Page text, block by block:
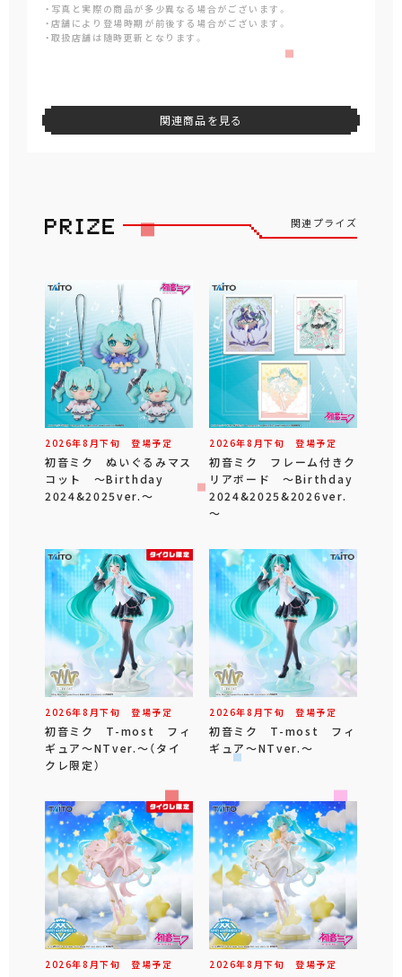
・写真と実際の商品が多少異なる場合がございます。
・店舗により登場時期が前後する場合がございます。
・取扱店舗は随時更新となります。
関連商品を見る
関連プライズ
2026年8 月下旬 登場予定
初音ミク ぬいぐるみマス
コット ～Birthday
2024&2025ver.～
2026年8 月下旬 登場予定
初音ミク フレーム付きク
リアボード ～Birthday
2024&2025&2026ver.
～
2026年8 月下旬 登場予定
初音ミク T-most フィ
ギュア～NTver.～（タイ
クレ限定）
2026年8 月下旬 登場予定
初音ミク T-most フィ
ギュア～NTver.～
2026年8 月下旬 登場予定 2026年8 月下旬 登場予定